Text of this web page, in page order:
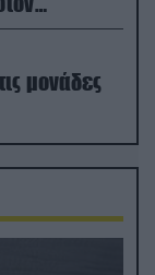
μονάδες